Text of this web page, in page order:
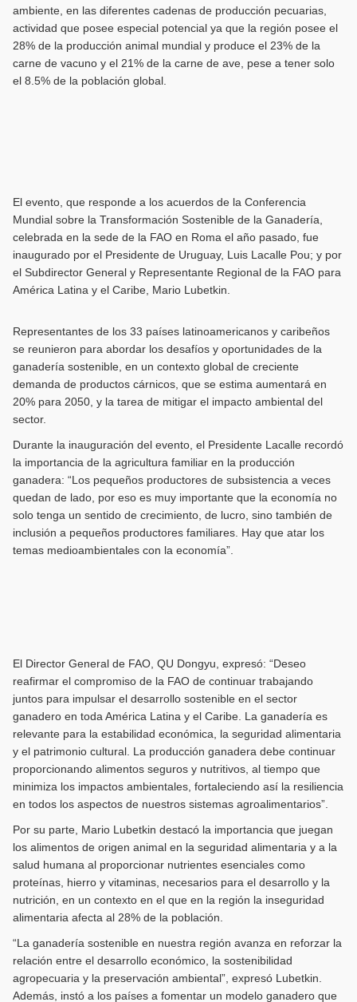
ambiente, en las diferentes cadenas de producción pecuarias,
actividad que posee especial potencial ya que la región posee el
28% de la producción animal mundial y produce el 23% de la
carne de vacuno y el 21% de la carne de ave, pese a tener solo
el 8.5% de la población global.
El evento, que responde a los acuerdos de la Conferencia
Mundial sobre la Transformación Sostenible de la Ganadería,
celebrada en la sede de la FAO en Roma el año pasado, fue
inaugurado por el Presidente de Uruguay, Luis Lacalle Pou; y por
el Subdirector General y Representante Regional de la FAO para
América Latina y el Caribe, Mario Lubetkin.
Representantes de los 33 países latinoamericanos y caribeños
se reunieron para abordar los desafíos y oportunidades de la
ganadería sostenible, en un contexto global de creciente
demanda de productos cárnicos, que se estima aumentará en
20% para 2050, y la tarea de mitigar el impacto ambiental del
sector.
Durante la inauguración del evento, el Presidente Lacalle recordó
la importancia de la agricultura familiar en la producción
ganadera: “Los pequeños productores de subsistencia a veces
quedan de lado, por eso es muy importante que la economía no
solo tenga un sentido de crecimiento, de lucro, sino también de
inclusión a pequeños productores familiares. Hay que atar los
temas medioambientales con la economía”.
El Director General de FAO, QU Dongyu, expresó: “Deseo
reafirmar el compromiso de la FAO de continuar trabajando
juntos para impulsar el desarrollo sostenible en el sector
ganadero en toda América Latina y el Caribe. La ganadería es
relevante para la estabilidad económica, la seguridad alimentaria
y el patrimonio cultural. La producción ganadera debe continuar
proporcionando alimentos seguros y nutritivos, al tiempo que
minimiza los impactos ambientales, fortaleciendo así la resiliencia
en todos los aspectos de nuestros sistemas agroalimentarios”.
Por su parte, Mario Lubetkin destacó la importancia que juegan
los alimentos de origen animal en la seguridad alimentaria y a la
salud humana al proporcionar nutrientes esenciales como
proteínas, hierro y vitaminas, necesarios para el desarrollo y la
nutrición, en un contexto en el que en la región la inseguridad
alimentaria afecta al 28% de la población.
“La ganadería sostenible en nuestra región avanza en reforzar la
relación entre el desarrollo económico, la sostenibilidad
agropecuaria y la preservación ambiental”, expresó Lubetkin.
Además, instó a los países a fomentar un modelo ganadero que